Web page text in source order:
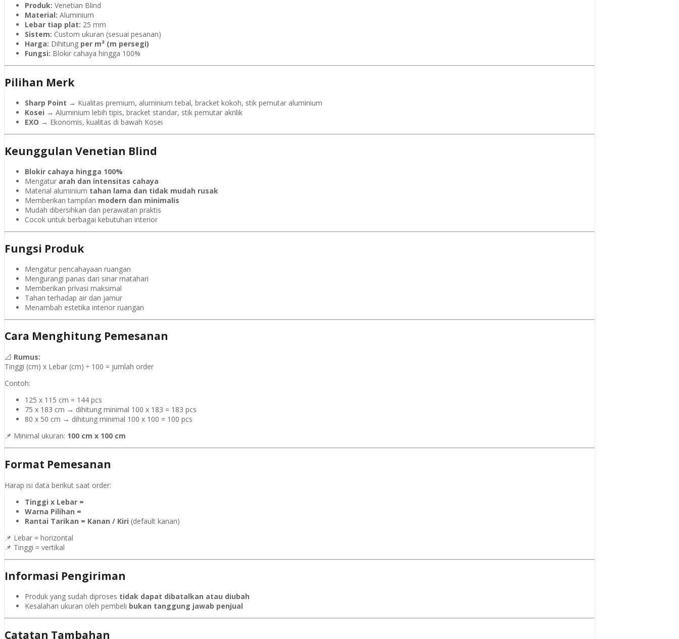
Produk: Venetian Blind
Material: Aluminium
Lebar tiap plat: 25 mm
Sistem: Custom ukuran (sesuai pesanan)
Harga: Dihitung per m² (m persegi)
Fungsi: Blokir cahaya hingga 100%
Pilihan Merk
Sharp Point → Kualitas premium, aluminium tebal, bracket kokoh, stik pemutar aluminium
Kosei → Aluminium lebih tipis, bracket standar, stik pemutar akrilik
EXO → Ekonomis, kualitas di bawah Kosei
Keunggulan Venetian Blind
Blokir cahaya hingga 100%
Mengatur arah dan intensitas cahaya
Material aluminium tahan lama dan tidak mudah rusak
Memberikan tampilan modern dan minimalis
Mudah dibersihkan dan perawatan praktis
Cocok untuk berbagai kebutuhan interior
Fungsi Produk
Mengatur pencahayaan ruangan
Mengurangi panas dari sinar matahari
Memberikan privasi maksimal
Tahan terhadap air dan jamur
Menambah estetika interior ruangan
Cara Menghitung Pemesanan
📐 Rumus:
Tinggi (cm) x Lebar (cm) ÷ 100 = jumlah order
Contoh:
125 x 115 cm = 144 pcs
75 x 183 cm → dihitung minimal 100 x 183 = 183 pcs
80 x 50 cm → dihitung minimal 100 x 100 = 100 pcs
📌 Minimal ukuran: 100 cm x 100 cm
Format Pemesanan
Harap isi data berikut saat order:
Tinggi x Lebar =
Warna Pilihan =
Rantai Tarikan = Kanan / Kiri (default kanan)
📌 Lebar = horizontal
📌 Tinggi = vertikal
Informasi Pengiriman
Produk yang sudah diproses tidak dapat dibatalkan atau diubah
Kesalahan ukuran oleh pembeli bukan tanggung jawab penjual
Catatan Tambahan